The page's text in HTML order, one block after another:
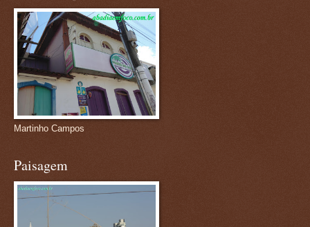
Martinho Campos
Paisagem